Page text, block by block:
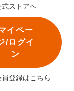
式ストアへ
イペー
/ログイ
ン
登録はこちら